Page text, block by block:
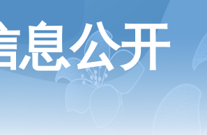
息公开